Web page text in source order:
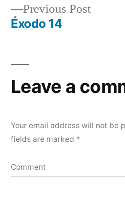
navigation
Previous Post
Éxodo 14
Leave a
Your email address will not be
fields are marked *
Comment